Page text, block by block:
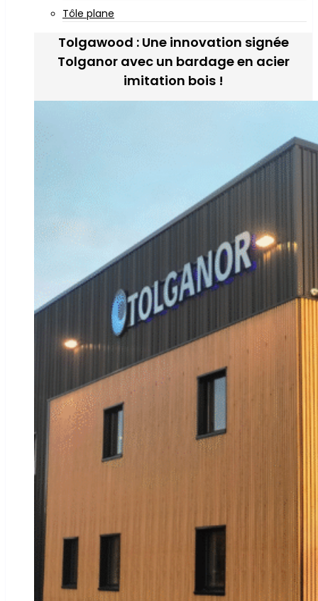
Tôle plane
Tolgawood : Une innovation signée
Tolganor avec un bardage en acier
imitation bois !